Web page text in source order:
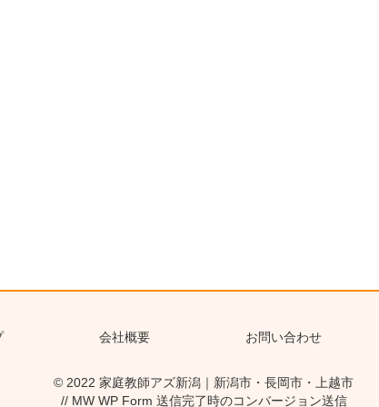
会社概要 お問い合わせ
© 2022 家庭教師アズ新潟｜新潟市・長岡市・上越市
// MW WP Form 送信完了時のコンバージョン送信